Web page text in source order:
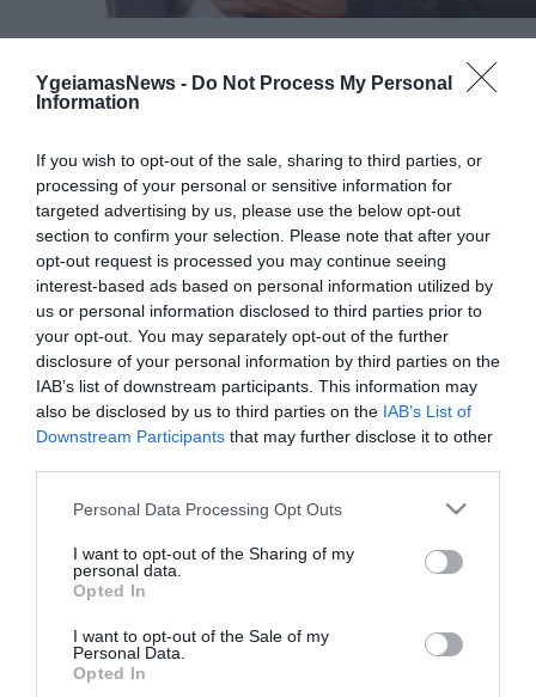
YgeiamasNews - Do Not Process My Personal
Information
If you wish to opt-out of the sale, sharing to third parties, or
processing of your personal or sensitive information for
targeted advertising by us, please use the below opt-out
section to confirm your selection. Please note that after your
opt-out request is processed you may continue seeing
interest-based ads based on personal information utilized by
us or personal information disclosed to third parties prior to
your opt-out. You may separately opt-out of the further
disclosure of your personal information by third parties on the
IAB’s list of downstream participants. This information may
also be disclosed by us to third parties on the IAB’s List of
Downstream Participants that may further disclose it to other
Please note that this website/app uses one or more Google
not limited to your visit or usage behaviour. You may click to
grant or deny consent to Google and its third-party tags to
use your data for below specified purposes in below Google
consent section.
Personal Data Processing Opt Outs
I want to opt-out of the Sharing of my
personal data.
Opted In
I want to opt-out of the Sale of my
Personal Data.
Opted In
Έμφραγμα: 6 σημάδια που δεν πρέπει να
αγνοείτε
οποίος εμποδίζει την ομαλή ροή του αίματος προς την
καρδιά. Ωστόσο, αν και ο τρόπος με τον οποίο προκαλείται
είναι συγκεκριμένος, τα συμπτώματα αυτής διαφέρουν από
άτομο σε άτομο. Οι παράγοντες που αυξάνουν την
πιθανότητα εμφράγματος είναι πολλοί και μεταξύ άλλων
περιλαμβάνουν την ηλικία, την κληρονομικότητα, την […]
18.02.2014 16:56
Ποια είναι τα συμπτώματα του εμφράγματος;
Περισσότεροι από ένας στους δύο ανθρώπους που
παθαίνουν ανακοπή καρδιάς (έμφραγμα) έχουν